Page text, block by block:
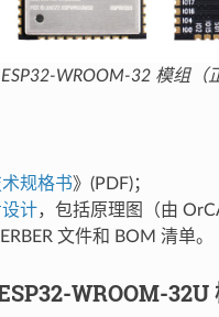
ESP32-WROOM-32 模组（
规格书》(PDF)；
计，包括原理图（由
文件和 BOM 清单。
WROOM-32U